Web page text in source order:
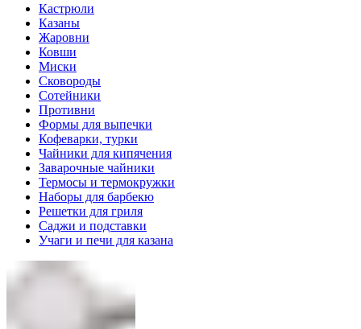
Кастрюли
Казаны
Жаровни
Ковши
Миски
Сковороды
Сотейники
Противни
Формы для выпечки
Кофеварки, турки
Чайники для кипячения
Заварочные чайники
Термосы и термокружки
Наборы для барбекю
Решетки для гриля
Саджи и подставки
Учаги и печи для казана